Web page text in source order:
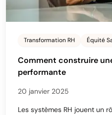
Transformation RH Équité
Comment construire
performante
20 janvier 2025
Les systèmes RH jouent un